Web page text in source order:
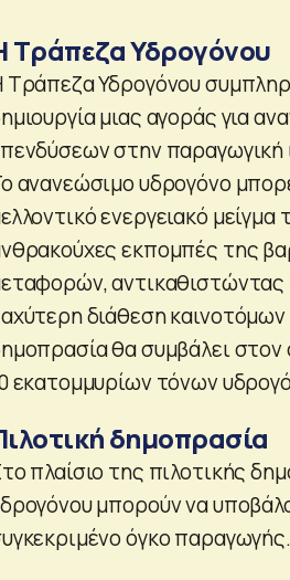
Τράπεζα Υδρογόνου
Τράπεζα Υδρογόνου
μιας αγοράς για
στην παραγωγική
ανανεώσιμο υδρογόνο
ενεργειακό
εκπομπές της
διάθεση
θα συμβάλει στον
εκατομμυρίων τόνων
δημοπρασία
πλαίσιο της πιλοτικής
μπορούν να
όγκο παραγωγής.